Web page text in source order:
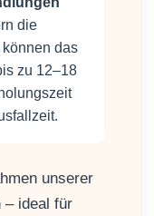
die
können das
zu 12–18
unserer
– ideal für